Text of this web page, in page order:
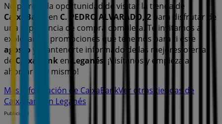
No pierdas la oportunidad de visitar la tienda de
CaixaBank
en C. PEDRO ALVARADO, 2 para disfrutar de
una experiencia de compra completa. Te invitamos a
explorar las promociones que tenemos para ti este
agosto y mantenerte informado de las mejores ofertas
de CaixaBank en Leganés . ¡Visítanos y empieza a
ahorrar hoy mismo!
Más información de CaixaBankVer otras tiendas de
CaixaBank en Leganés
Publicidad